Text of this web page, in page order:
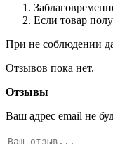
Если товар
При не соблюдении
Отзывов пока нет.
Отзывы
Ваш адрес email не